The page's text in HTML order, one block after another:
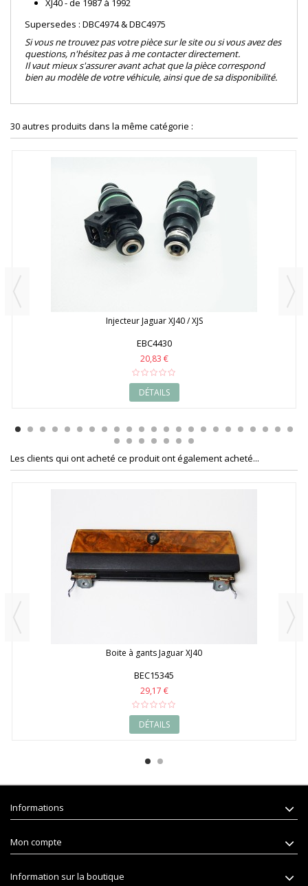
XJ40 - de 1987 à 1992
Supersedes : DBC4974 & DBC4975
Si vous ne trouvez pas votre pièce sur le site ou si vous avez des
questions, n'hésitez pas à me contacter directement.
Il vaut mieux s'assurer avant achat que la pièce correspond
bien au modèle de votre véhicule, ainsi que de sa disponibilité.
30 autres produits dans la même catégorie :
Injecteur Jaguar XJ40 / XJS
EBC4430
20,83 €
DÉTAILS
Les clients qui ont acheté ce produit ont également acheté...
Boite à gants Jaguar XJ40
BEC15345
29,17 €
DÉTAILS
Informations
Mon compte
Information sur la boutique